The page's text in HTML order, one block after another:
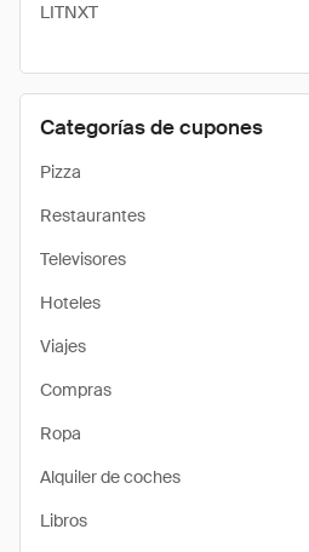
LITNXT
Categorías de cupones
Pizza
Restaurantes
Televisores
Hoteles
Viajes
Compras
Ropa
Alquiler de coches
Libros